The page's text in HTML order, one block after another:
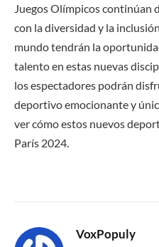
Juegos Olímpicos continúan
con la diversidad y la
mundo tendrán la
talento en estas nuevas
los espectadores podrán
deportivo emocionante y
ver cómo estos nuevos
París 2024.
VoxPopuly